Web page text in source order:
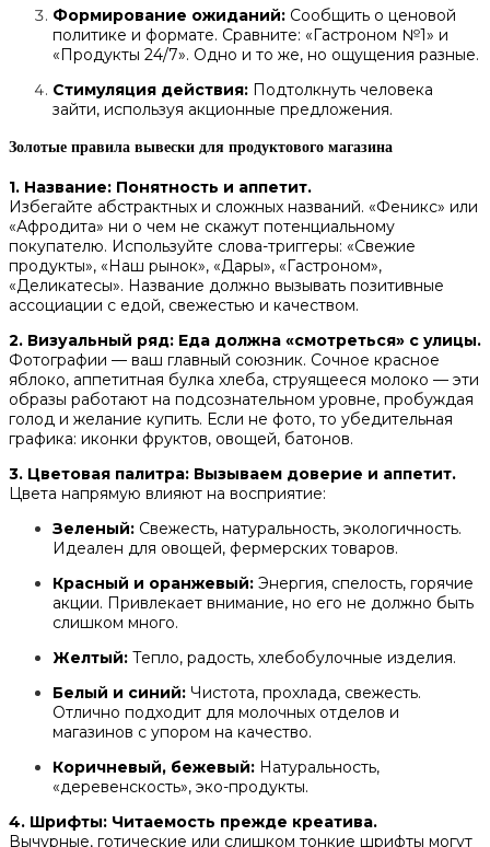
Формирование ожиданий: Сообщить о ценовой
политике и формате. Сравните: «Гастроном №1» и
«Продукты 24/7». Одно и то же, но ощущения разные.
Стимуляция действия: Подтолкнуть человека
зайти, используя акционные предложения.
Золотые правила вывески для продуктового магазина
1. Название: Понятность и аппетит.
Избегайте абстрактных и сложных названий. «Феникс» или
«Афродита» ни о чем не скажут потенциальному
покупателю. Используйте слова-триггеры: «Свежие
продукты», «Наш рынок», «Дары», «Гастроном»,
«Деликатесы». Название должно вызывать позитивные
ассоциации с едой, свежестью и качеством.
2. Визуальный ряд: Еда должна «смотреться» с улицы.
Фотографии — ваш главный союзник. Сочное красное
яблоко, аппетитная булка хлеба, струящееся молоко — эти
образы работают на подсознательном уровне, пробуждая
голод и желание купить. Если не фото, то убедительная
графика: иконки фруктов, овощей, батонов.
3. Цветовая палитра: Вызываем доверие и аппетит.
Цвета напрямую влияют на восприятие:
Зеленый: Свежесть, натуральность, экологичность.
Идеален для овощей, фермерских товаров.
Красный и оранжевый: Энергия, спелость, горячие
акции. Привлекает внимание, но его не должно быть
слишком много.
Желтый: Тепло, радость, хлебобулочные изделия.
Белый и синий: Чистота, прохлада, свежесть.
Отлично подходит для молочных отделов и
магазинов с упором на качество.
Коричневый, бежевый: Натуральность,
«деревенскость», эко-продукты.
4. Шрифты: Читаемость прежде креатива.
Вычурные, готические или слишком тонкие шрифты могут